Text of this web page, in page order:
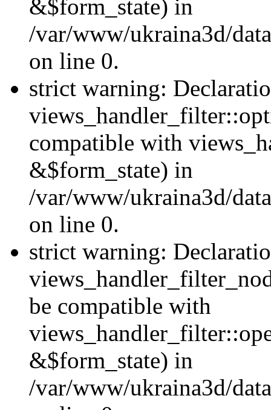
&$form_state) in
/var/www/ukraina3d/
on line 0.
strict warning:
compatible with
&$form_state) in
/var/www/ukraina3d/
on line 0.
strict warning:
be compatible with
&$form_state) in
/var/www/ukraina3d/